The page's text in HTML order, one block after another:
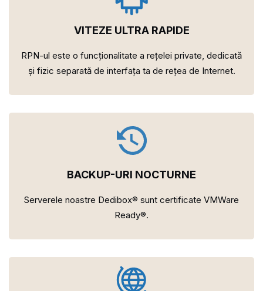
VITEZE ULTRA RAPIDE
RPN-ul este o funcționalitate a rețelei private, dedicată
și fizic separată de interfața ta de rețea de Internet.
BACKUP-URI NOCTURNE
Serverele noastre Dedibox® sunt certificate VMWare
Ready®.